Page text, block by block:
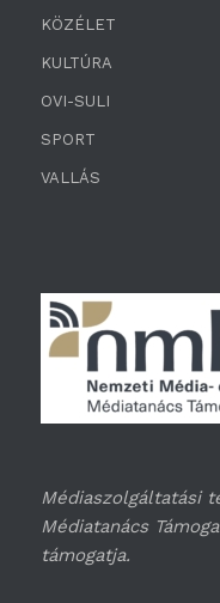
KÖZÉLET
KULTÚRA
OVI-SULI
SPORT
VALLÁS
Médiaszolgáltatási
Médiatanács
támogatja.